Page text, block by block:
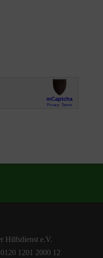
Hilfsdienst e.V.
1201 2000 12